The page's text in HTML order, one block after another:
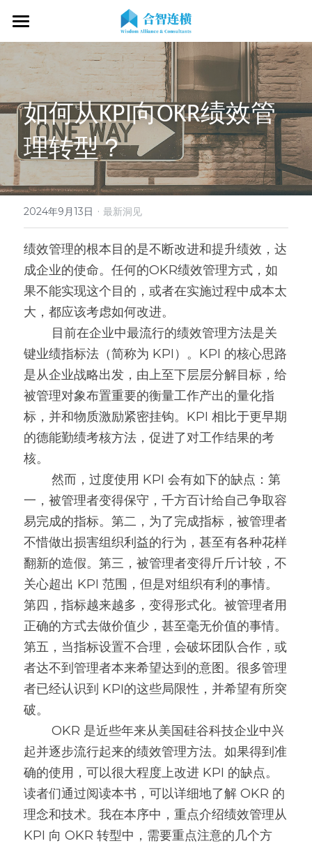
首页
关于我们
关于我们
OKR专家
战略伙伴
客户见证
专业服务
OKR服务体系
OKR系统落地陪跑
OKR战略解码
OKR工作坊/定制培训
OKR教练认证/训战
经营分析会
高质量复盘
OKR教练认证
了解COC
OKR证书查询
学习资源
专家视频
专业书籍
在线课程
最新洞见
新闻动态
搜索
现在预约
如何从KPI向OKR绩效管
理转型？
2024年9月13日 · 最新洞见
绩效管理的根本目的是不断改进和提升绩效，达
成企业的使命。任何的OKR绩效管理方式，如
果不能实现这个目的，或者在实施过程中成本太
大，都应该考虑如何改进。
键业绩指标法（简称为 KPI）。KPI 的核心思路
是从企业战略出发，由上至下层层分解目标，给
被管理对象布置重要的衡量工作产出的量化指
标，并和物质激励紧密挂钩。KPI 相比于更早期
的德能勤绩考核方法，促进了对工作结果的考
核。
一，被管理者变得保守，千方百计给自己争取容
易完成的指标。第二，为了完成指标，被管理者
不惜做出损害组织利益的行为，甚至有各种花样
翻新的造假。第三，被管理者变得斤斤计较，不
关心超出 KPI 范围，但是对组织有利的事情。
第四，指标越来越多，变得形式化。被管理者用
正确的方式去做价值少，甚至毫无价值的事情。
第五，当指标设置不合理，会破坏团队合作，或
者达不到管理者本来希望达到的意图。很多管理
者已经认识到 KPI的这些局限性，并希望有所突
破。
起并逐步流行起来的绩效管理方法。如果得到准
确的使用，可以很大程度上改进 KPI 的缺点。
读者们通过阅读本书，可以详细地了解 OKR 的
理念和技术。我在本序中，重点介绍绩效管理从
KPI 向 OKR 转型中，需要重点注意的几个方